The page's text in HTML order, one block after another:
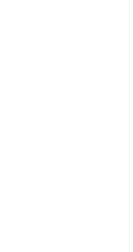
kỹ năng cần được đầu tư